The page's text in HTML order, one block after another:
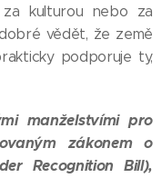
kulturou nebo za
vědět, že země
podporuje ty,
manželstvími pro
zákonem o
Recognition Bill),